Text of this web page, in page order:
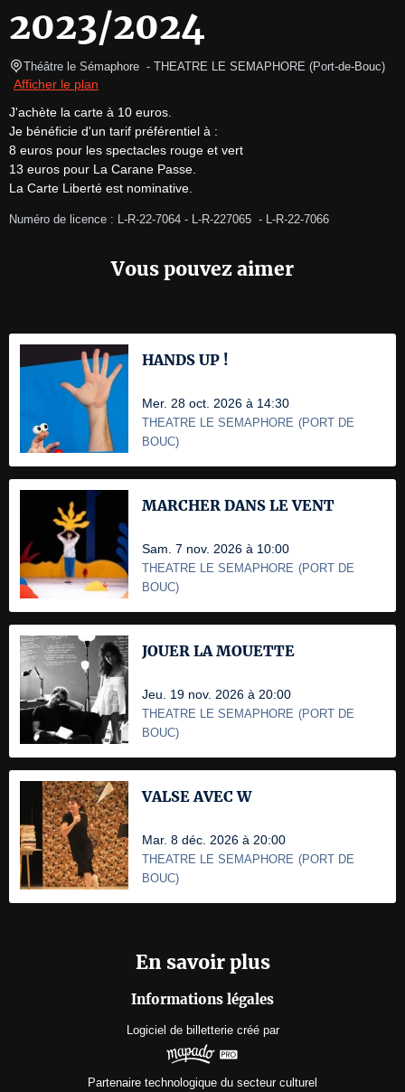
2023/2024
Théâtre le Sémaphore - THEATRE LE SEMAPHORE (Port-de-Bouc)
Afficher le plan
J'achète la carte à 10 euros.
Je bénéficie d'un tarif préférentiel à :
8 euros pour les spectacles rouge et vert
13 euros pour La Carane Passe.
La Carte Liberté est nominative.
Numéro de licence : L-R-22-7064 - L-R-227065  - L-R-22-7066
Vous pouvez aimer
HANDS UP !
Mer. 28 oct. 2026 à 14:30
THEATRE LE SEMAPHORE (PORT DE
BOUC)
MARCHER DANS LE VENT
Sam. 7 nov. 2026 à 10:00
THEATRE LE SEMAPHORE (PORT DE
BOUC)
JOUER LA MOUETTE
Jeu. 19 nov. 2026 à 20:00
THEATRE LE SEMAPHORE (PORT DE
BOUC)
VALSE AVEC W
Mar. 8 déc. 2026 à 20:00
THEATRE LE SEMAPHORE (PORT DE
BOUC)
En savoir plus
Informations légales
Logiciel de billetterie créé par
Partenaire technologique du secteur culturel